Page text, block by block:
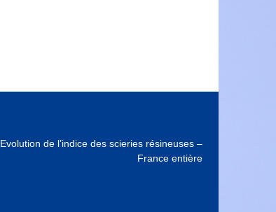
Evolution de l’indice des scieries résineuses –
France entière